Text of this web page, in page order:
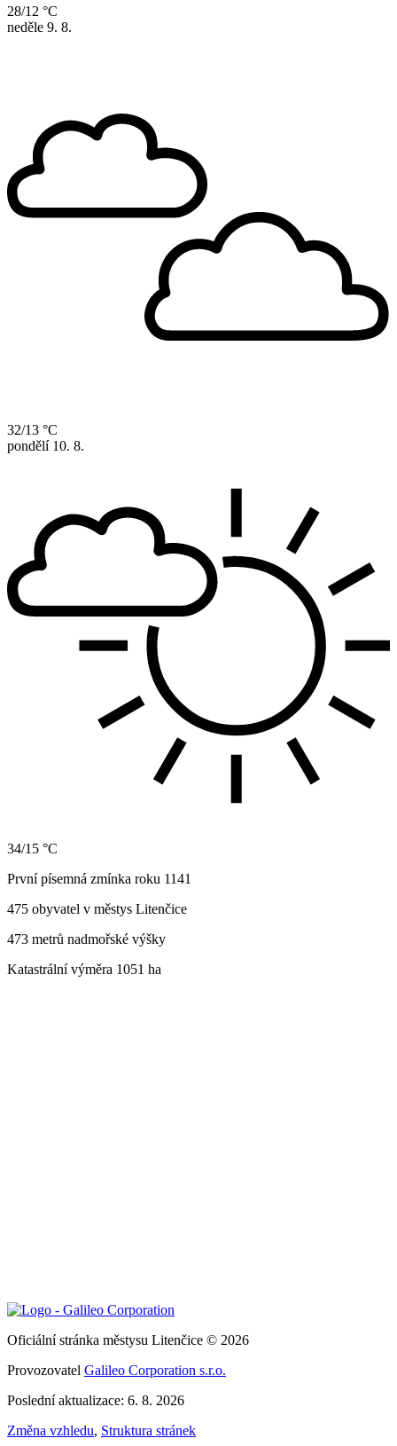
28/12 °C
neděle 9. 8.
32/13 °C
pondělí 10. 8.
34/15 °C
První písemná zmínka roku 1141
475 obyvatel v městys Litenčice
473 metrů nadmořské výšky
Katastrální výměra 1051 ha
Oficiální stránka městysu Litenčice © 2026
Provozovatel Galileo Corporation s.r.o.
Poslední aktualizace: 6. 8. 2026
Změna vzhledu, Struktura stránek